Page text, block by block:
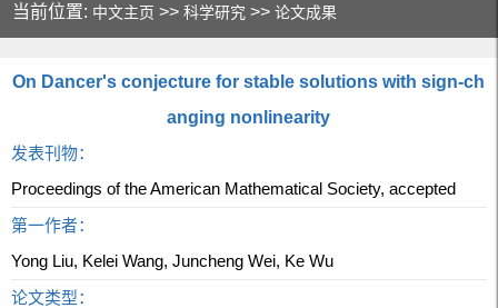
当前位置: 中文主页 >>科学研究 >>论文成果
On Dancer's conjecture for stable solutions with sign-ch
anging nonlinearity
发表刊物：
Proceedings of the American Mathematical Society, accepted
第一作者：
Yong Liu, Kelei Wang, Juncheng Wei, Ke Wu
论文类型：